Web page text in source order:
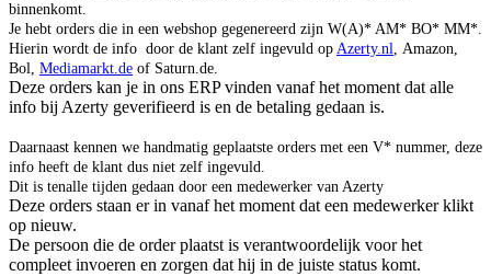
binnenkomt.
Je hebt orders die in een webshop gegenereerd zijn W(A)* AM* BO* MM*.
Hierin wordt de info door de klant zelf ingevuld op Azerty.nl, Amazon,
Bol, Mediamarkt.de of Saturn.de.
Deze orders kan je in ons ERP vinden vanaf het moment dat alle
info bij Azerty geverifieerd is en de betaling gedaan is.
Daarnaast kennen we handmatig geplaatste orders met een V* nummer, deze
info heeft de klant dus niet zelf ingevuld.
Dit is tenalle tijden gedaan door een medewerker van Azerty
Deze orders staan er in vanaf het moment dat een medewerker klikt
op nieuw.
De persoon die de order plaatst is verantwoordelijk voor het
compleet invoeren en zorgen dat hij in de juiste status komt.